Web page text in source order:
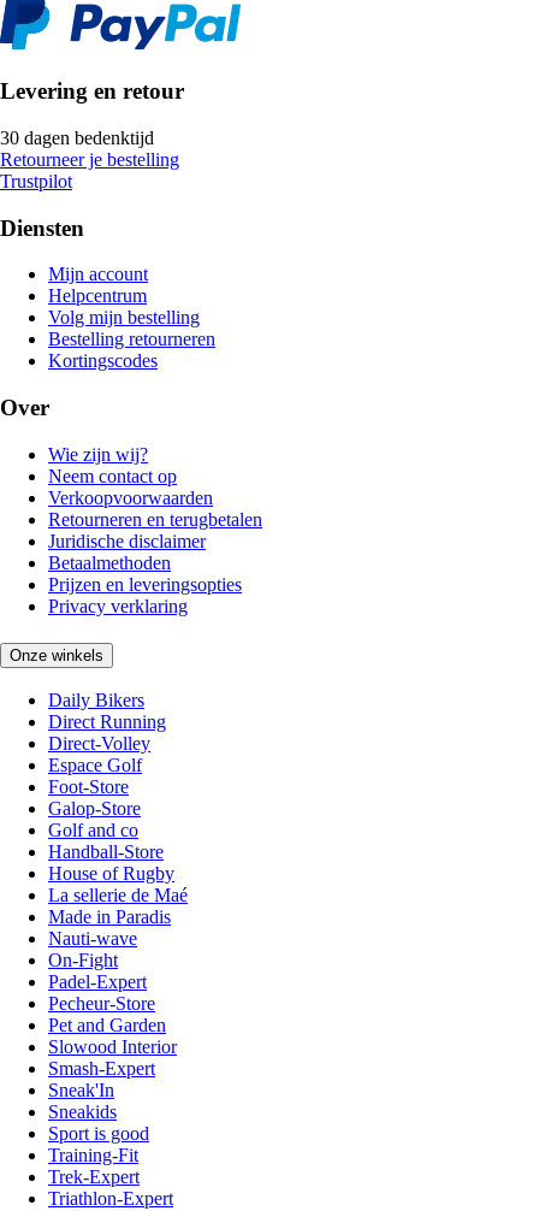
Levering en retour
30 dagen bedenktijd
Retourneer je bestelling
Trustpilot
Diensten
Mijn account
Helpcentrum
Volg mijn bestelling
Bestelling retourneren
Kortingscodes
Over
Wie zijn wij?
Neem contact op
Verkoopvoorwaarden
Retourneren en terugbetalen
Juridische disclaimer
Betaalmethoden
Prijzen en leveringsopties
Privacy verklaring
Onze winkels
Daily Bikers
Direct Running
Direct-Volley
Espace Golf
Foot-Store
Galop-Store
Golf and co
Handball-Store
House of Rugby
La sellerie de Maé
Made in Paradis
Nauti-wave
On-Fight
Padel-Expert
Pecheur-Store
Pet and Garden
Slowood Interior
Smash-Expert
Sneak'In
Sneakids
Sport is good
Training-Fit
Trek-Expert
Triathlon-Expert